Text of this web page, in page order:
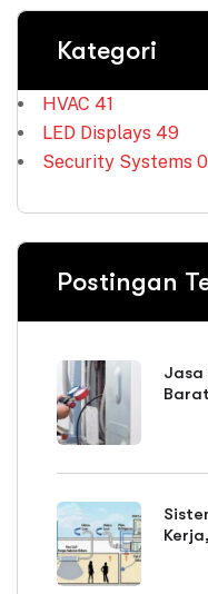
Kategori
HVAC 41
LED Displays 49
Security Systems
Postingan
Jasa